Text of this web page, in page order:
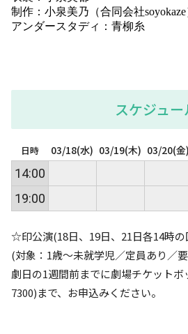
制作：小泉美乃（合同会社soyokaze
アンダースタディ：青柳糸
スケジュー
日時 03/18(水) 03/19(木) 03/20(金)
14:00
19:00
☆印公演(18日、19日、21日各14時の
(対象：1歳～未就学児／定員あり／
劇日の1週間前までに劇場チケット
7300)まで、お申込みください。